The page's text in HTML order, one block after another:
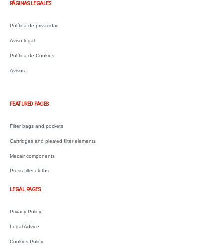
PÁGINAS LEGALES
Política de privacidad
Aviso legal
Política de Cookies
Avisos
FEATURED PAGES
Filter bags and pockets
Cartridges and pleated filter elements
Mecair components
Press filter cloths
LEGAL PAGES
Privacy Policy
Legal Advice
Cookies Policy